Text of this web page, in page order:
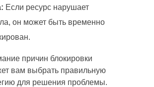
Если ресурс нарушает
он может быть временно
причин блокировки
вам выбрать правильную
для решения проблемы.